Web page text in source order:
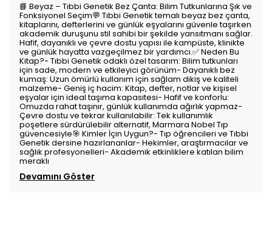
📘 Beyaz – Tıbbi Genetik Bez Çanta: Bilim Tutkunlarına Şık ve
Fonksiyonel Seçim💬 Tıbbi Genetik temalı beyaz bez çanta,
kitaplarını, defterlerini ve günlük eşyalarını güvenle taşırken
akademik duruşunu stil sahibi bir şekilde yansıtmanı sağlar.
Hafif, dayanıklı ve çevre dostu yapısı ile kampüste, klinikte
ve günlük hayatta vazgeçilmez bir yardımcı.✅ Neden Bu
Kitap?- Tıbbi Genetik odaklı özel tasarım: Bilim tutkunları
için sade, modern ve etkileyici görünüm- Dayanıklı bez
kumaş: Uzun ömürlü kullanım için sağlam dikiş ve kaliteli
malzeme- Geniş iç hacim: Kitap, defter, notlar ve kişisel
eşyalar için ideal taşıma kapasitesi- Hafif ve konforlu:
Omuzda rahat taşınır, günlük kullanımda ağırlık yapmaz-
Çevre dostu ve tekrar kullanılabilir: Tek kullanımlık
poşetlere sürdürülebilir alternatif, Marmara Nobel Tıp
güvencesiyle🎯 Kimler İçin Uygun?- Tıp öğrencileri ve Tıbbi
Genetik dersine hazırlananlar- Hekimler, araştırmacılar ve
sağlık profesyonelleri- Akademik etkinliklere katılan bilim
meraklı
Devamını Göster